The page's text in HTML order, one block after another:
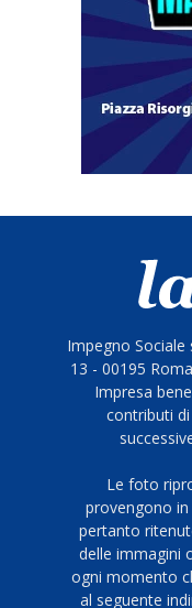
Impegno Sociale
13 - 00195
Impresa
contributi
Le foto
provengono
pertanto
delle immagini
ogni momento
al seguente